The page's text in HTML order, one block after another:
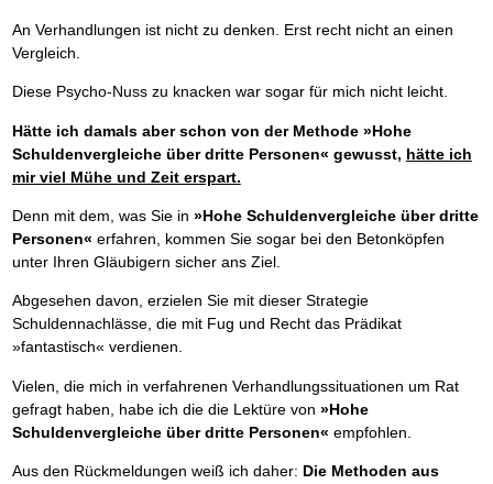
An Verhandlungen ist nicht zu denken. Erst recht nicht an einen
Vergleich.
Diese Psycho-Nuss zu knacken war sogar für mich nicht leicht.
Hätte ich damals aber schon von der Methode »Hohe
Schuldenvergleiche über dritte Personen« gewusst, hätte ich
mir viel Mühe und Zeit erspart.
Denn mit dem, was Sie in »Hohe Schuldenvergleiche über dritte
Personen« erfahren, kommen Sie sogar bei den Betonköpfen
unter Ihren Gläubigern sicher ans Ziel.
Abgesehen davon, erzielen Sie mit dieser Strategie
Schuldennachlässe, die mit Fug und Recht das Prädikat
»fantastisch« verdienen.
Vielen, die mich in verfahrenen Verhandlungssituationen um Rat
gefragt haben, habe ich die die Lektüre von »Hohe
Schuldenvergleiche über dritte Personen« empfohlen.
Aus den Rückmeldungen weiß ich daher: Die Methoden aus